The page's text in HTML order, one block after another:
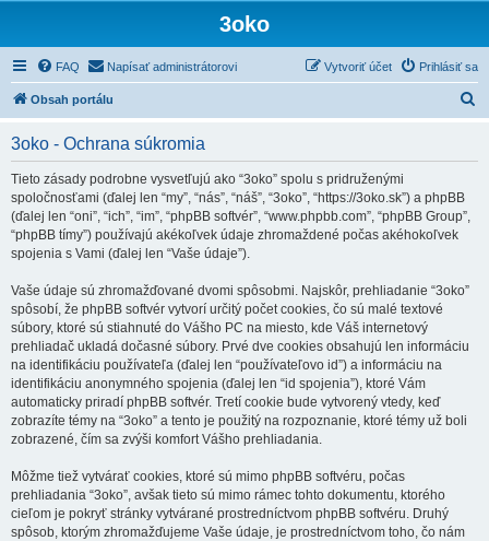
3oko
FAQ Napísať administrátorovi Prihlásiť sa
Vytvoriť účet
Obsah portálu
3oko - Ochrana súkromia
Tieto zásady podrobne vysvetľujú ako “3oko” spolu s pridruženými
spoločnosťami (ďalej len “my”, “nás”, “náš”, “3oko”, “https://3oko.sk”) a phpBB
(ďalej len “oni”, “ich”, “im”, “phpBB softvér”, “www.phpbb.com”, “phpBB Group”,
“phpBB tímy”) používajú akékoľvek údaje zhromaždené počas akéhokoľvek
spojenia s Vami (ďalej len “Vaše údaje”).
Vaše údaje sú zhromažďované dvomi spôsobmi. Najskôr, prehliadanie “3oko”
spôsobí, že phpBB softvér vytvorí určitý počet cookies, čo sú malé textové
súbory, ktoré sú stiahnuté do Vášho PC na miesto, kde Váš internetový
prehliadač ukladá dočasné súbory. Prvé dve cookies obsahujú len informáciu
na identifikáciu používateľa (ďalej len “používateľovo id”) a informáciu na
identifikáciu anonymného spojenia (ďalej len “id spojenia”), ktoré Vám
automaticky priradí phpBB softvér. Tretí cookie bude vytvorený vtedy, keď
zobrazíte témy na “3oko” a tento je použitý na rozpoznanie, ktoré témy už boli
zobrazené, čím sa zvýši komfort Vášho prehliadania.
Môžme tiež vytvárať cookies, ktoré sú mimo phpBB softvéru, počas
prehliadania “3oko”, avšak tieto sú mimo rámec tohto dokumentu, ktorého
cieľom je pokryť stránky vytvárané prostredníctvom phpBB softvéru. Druhý
spôsob, ktorým zhromažďujeme Vaše údaje, je prostredníctvom toho, čo nám